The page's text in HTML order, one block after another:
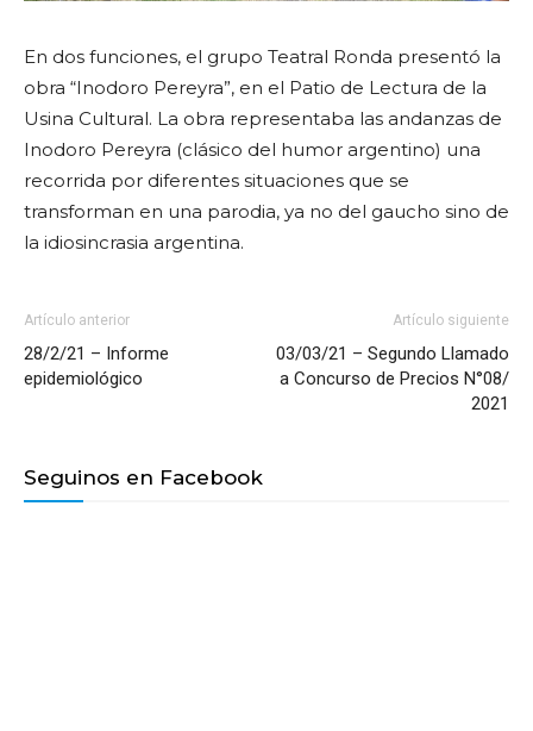
En dos funciones, el grupo Teatral Ronda presentó la
obra “Inodoro Pereyra”, en el Patio de Lectura de la
Usina Cultural. La obra representaba las andanzas de
Inodoro Pereyra (clásico del humor argentino) una
recorrida por diferentes situaciones que se
transforman en una parodia, ya no del gaucho sino de
la idiosincrasia argentina.
Artículo anterior
28/2/21 – Informe
epidemiológico
Artículo siguiente
03/03/21 – Segundo Llamado
a Concurso de Precios N°08/
2021
Seguinos en Facebook